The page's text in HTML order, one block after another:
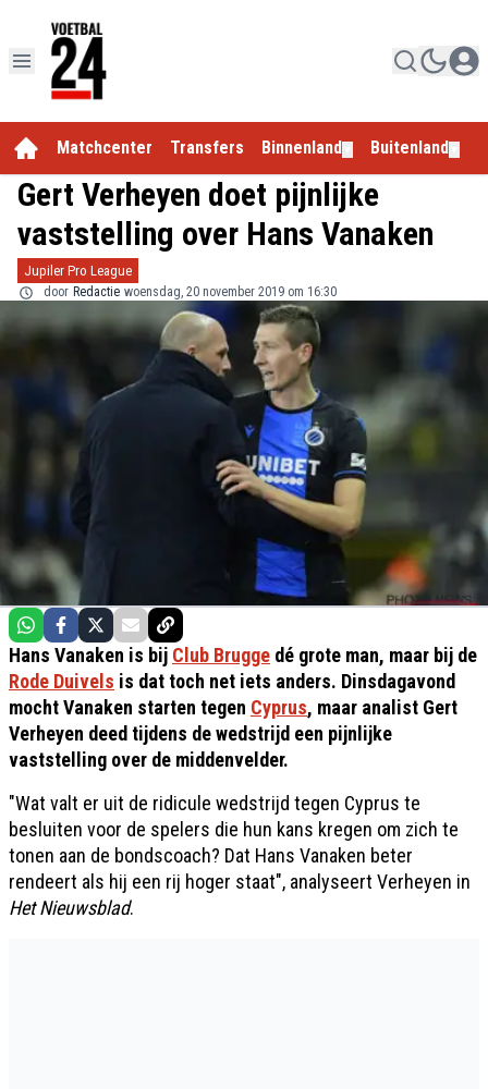
Matchcenter Transfers Binnenland Buitenland
Gert Verheyen doet pijnlijke
vaststelling over Hans Vanaken
Jupiler Pro League
door Redactie woensdag, 20 november 2019 om 16:30
Hans Vanaken is bij Club Brugge dé grote man, maar bij de
Rode Duivels is dat toch net iets anders. Dinsdagavond
mocht Vanaken starten tegen Cyprus, maar analist Gert
Verheyen deed tijdens de wedstrijd een pijnlijke
vaststelling over de middenvelder.
"Wat valt er uit de ridicule wedstrijd tegen Cyprus te
besluiten voor de spelers die hun kans kregen om zich te
tonen aan de bondscoach? Dat Hans Vanaken beter
rendeert als hij een rij hoger staat", analyseert Verheyen in
Het Nieuwsblad.